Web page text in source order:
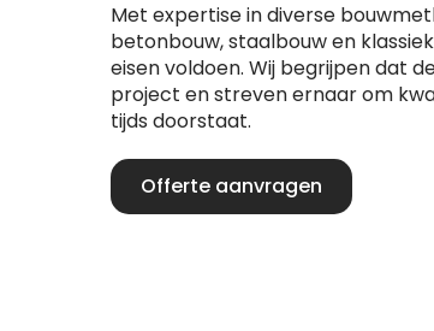
Met expertise in diverse
betonbouw, staalbouw en
eisen voldoen. Wij begrijpen dat
project en streven ernaar om
tijds doorstaat.
Offerte aanvragen